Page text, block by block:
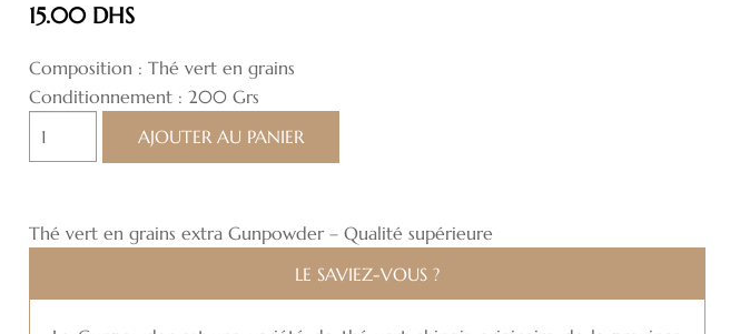
15.00 DHS
Composition : Thé vert en grains
Conditionnement : 200 Grs
AJOUTER AU PANIER
Thé vert en grains extra Gunpowder – Qualité supérieure
LE SAVIEZ-VOUS ?